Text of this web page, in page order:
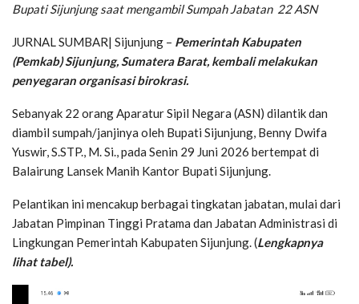
Bupati Sijunjung saat mengambil Sumpah Jabatan 22 ASN
JURNAL SUMBAR| Sijunjung – Pemerintah Kabupaten
(Pemkab) Sijunjung, Sumatera Barat, kembali melakukan
penyegaran organisasi birokrasi.
Sebanyak 22 orang Aparatur Sipil Negara (ASN) dilantik dan
diambil sumpah/janjinya oleh Bupati Sijunjung, Benny Dwifa
Yuswir, S.STP., M. Si., pada Senin 29 Juni 2026 bertempat di
Balairung Lansek Manih Kantor Bupati Sijunjung.
Pelantikan ini mencakup berbagai tingkatan jabatan, mulai dari
Jabatan Pimpinan Tinggi Pratama dan Jabatan Administrasi di
Lingkungan Pemerintah Kabupaten Sijunjung. (Lengkapnya
lihat tabel).